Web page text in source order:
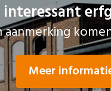
interessant
aanmerking
Meer